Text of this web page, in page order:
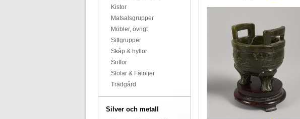
Kistor
Matsalsgrupper
Möbler, övrigt
Sittgrupper
Skåp & hyllor
Soffor
Stolar & Fåtöljer
Trädgård
Silver och metall